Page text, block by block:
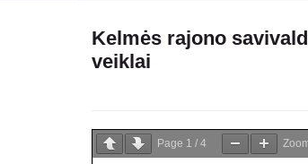
Kelmės rajono
veiklai
Page 1 / 4